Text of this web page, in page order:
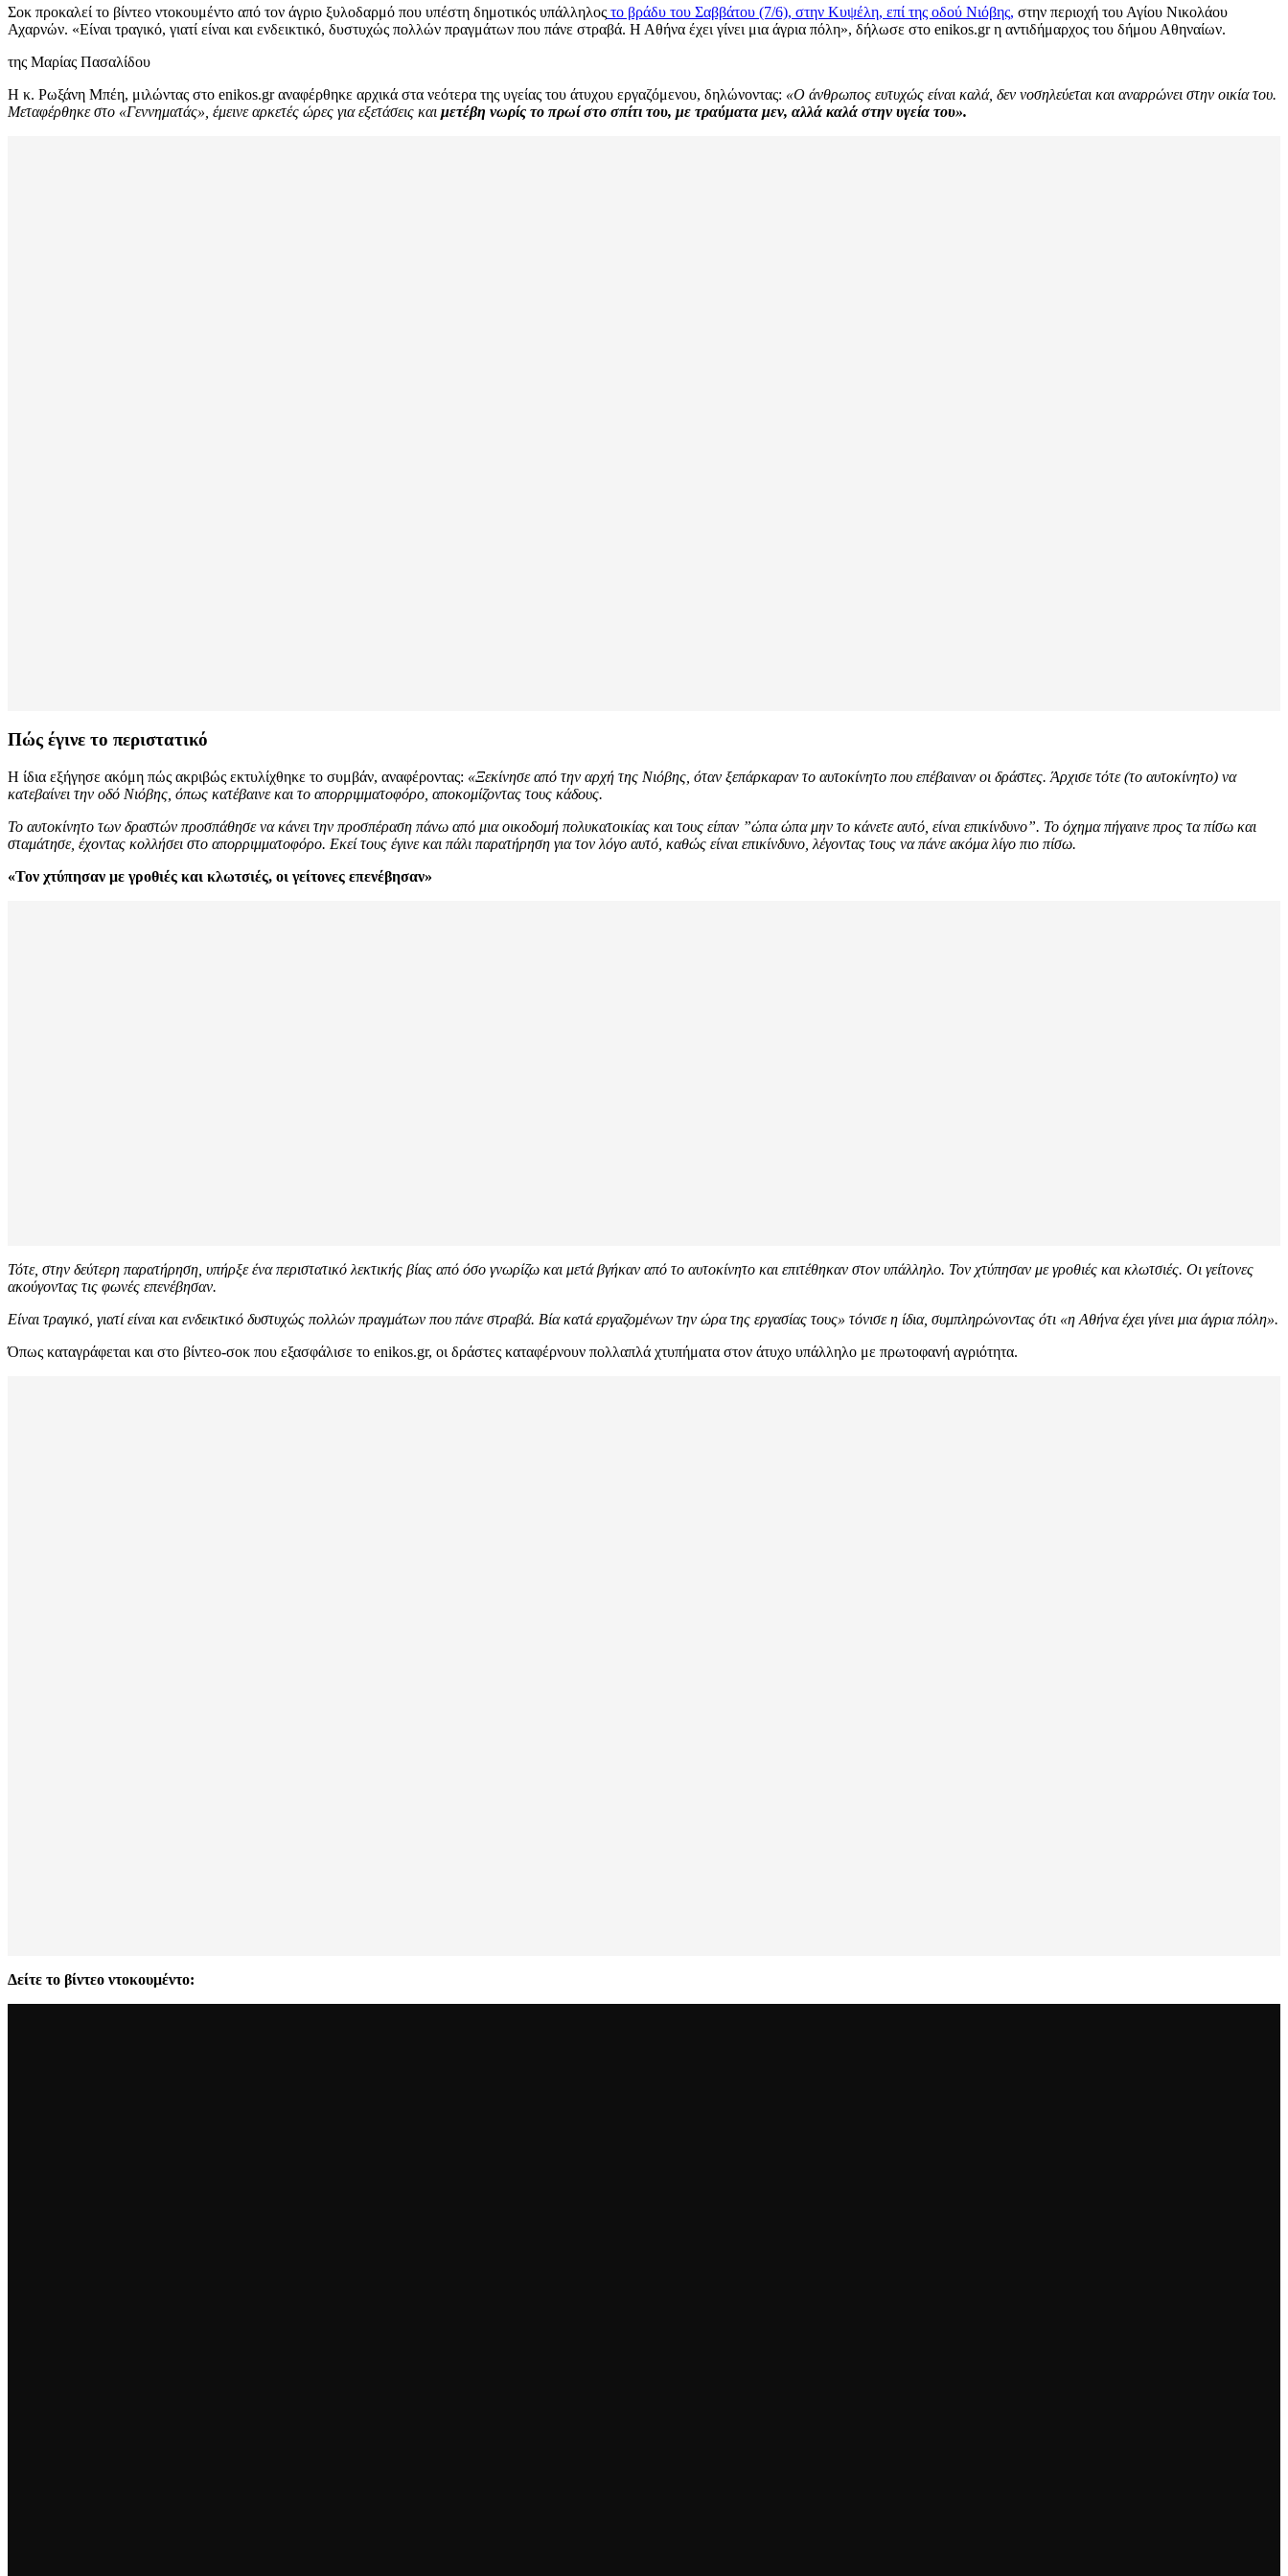
Σοκ προκαλεί το βίντεο ντοκουμέντο από τον άγριο ξυλοδαρμό που υπέστη δημοτικός υπάλληλος το βράδυ του Σαββάτου (7/6), στην Κυψέλη, επί της οδού Νιόβης, στην περιοχή του Αγίου Νικολάου
Αχαρνών. «Είναι τραγικό, γιατί είναι και ενδεικτικό, δυστυχώς πολλών πραγμάτων που πάνε στραβά. Η Αθήνα έχει γίνει μια άγρια πόλη», δήλωσε στο enikos.gr η αντιδήμαρχος του δήμου Αθηναίων.
της Μαρίας Πασαλίδου
Η κ. Ρωξάνη Μπέη, μιλώντας στο enikos.gr αναφέρθηκε αρχικά στα νεότερα της υγείας του άτυχου εργαζόμενου, δηλώνοντας: «Ο άνθρωπος ευτυχώς είναι καλά, δεν νοσηλεύεται και αναρρώνει στην οικία του.
Μεταφέρθηκε στο «Γεννηματάς», έμεινε αρκετές ώρες για εξετάσεις και μετέβη νωρίς το πρωί στο σπίτι του, με τραύματα μεν, αλλά καλά στην υγεία του».
Πώς έγινε το περιστατικό
Η ίδια εξήγησε ακόμη πώς ακριβώς εκτυλίχθηκε το συμβάν, αναφέροντας: «Ξεκίνησε από την αρχή της Νιόβης, όταν ξεπάρκαραν το αυτοκίνητο που επέβαιναν οι δράστες. Άρχισε τότε (το αυτοκίνητο) να
κατεβαίνει την οδό Νιόβης, όπως κατέβαινε και το απορριμματοφόρο, αποκομίζοντας τους κάδους.
Το αυτοκίνητο των δραστών προσπάθησε να κάνει την προσπέραση πάνω από μια οικοδομή πολυκατοικίας και τους είπαν ”ώπα ώπα μην το κάνετε αυτό, είναι επικίνδυνο”. Το όχημα πήγαινε προς τα πίσω και
σταμάτησε, έχοντας κολλήσει στο απορριμματοφόρο. Εκεί τους έγινε και πάλι παρατήρηση για τον λόγο αυτό, καθώς είναι επικίνδυνο, λέγοντας τους να πάνε ακόμα λίγο πιο πίσω.
«Τον χτύπησαν με γροθιές και κλωτσιές, οι γείτονες επενέβησαν»
Τότε, στην δεύτερη παρατήρηση, υπήρξε ένα περιστατικό λεκτικής βίας από όσο γνωρίζω και μετά βγήκαν από το αυτοκίνητο και επιτέθηκαν στον υπάλληλο. Τον χτύπησαν με γροθιές και κλωτσιές. Οι γείτονες
ακούγοντας τις φωνές επενέβησαν.
Είναι τραγικό, γιατί είναι και ενδεικτικό δυστυχώς πολλών πραγμάτων που πάνε στραβά. Βία κατά εργαζομένων την ώρα της εργασίας τους» τόνισε η ίδια, συμπληρώνοντας ότι «η Αθήνα έχει γίνει μια άγρια πόλη».
Όπως καταγράφεται και στο βίντεο-σοκ που εξασφάλισε το enikos.gr, οι δράστες καταφέρνουν πολλαπλά χτυπήματα στον άτυχο υπάλληλο με πρωτοφανή αγριότητα.
Δείτε το βίντεο ντοκουμέντο: